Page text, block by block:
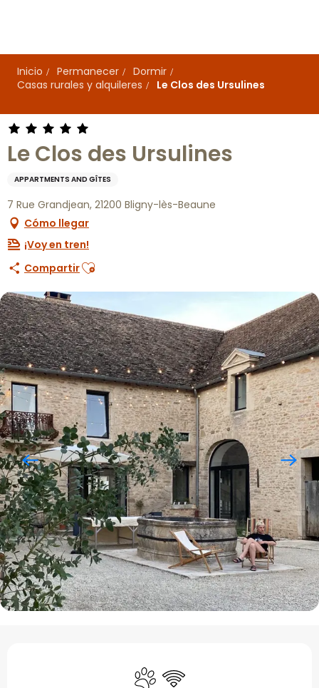
principal
Inicio
Permanecer
Dormir
Casas rurales y alquileres
Le Clos des Ursulines
Le Clos des Ursulines
APPARTMENTS AND GÎTES
7 Rue Grandjean, 21200 Bligny-lès-Beaune
Cómo llegar
¡Voy en tren!
CompartirAjouter aux favoris
Horarios y datos de
Se aceptan animales
Wifi